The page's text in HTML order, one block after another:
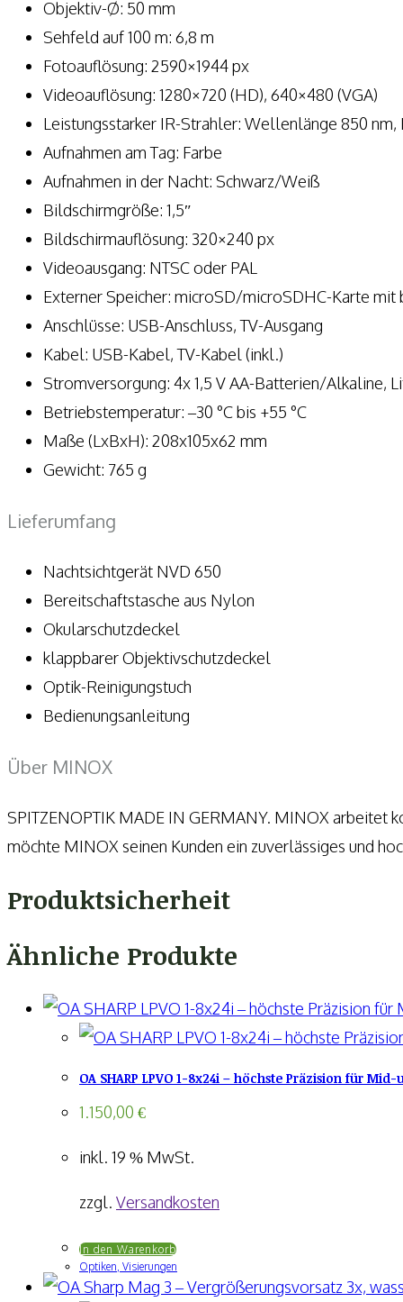
Objektiv-Ø: 50 mm
Sehfeld auf 100 m: 6,8 m
Fotoauflösung: 2590×1944 px
Videoauflösung: 1280×720 (HD), 640×480 (VGA)
Leistungsstarker IR-Strahler: Wellenlänge 850 nm,
Aufnahmen am Tag: Farbe
Aufnahmen in der Nacht: Schwarz/Weiß
Bildschirmgröße: 1,5″
Bildschirmauflösung: 320×240 px
Videoausgang: NTSC oder PAL
Externer Speicher: microSD/microSDHC-Karte mit
Anschlüsse: USB-Anschluss, TV-Ausgang
Kabel: USB-Kabel, TV-Kabel (inkl.)
Stromversorgung: 4x 1,5 V AA-Batterien/Alkaline,
Betriebstemperatur: –30 °C bis +55 °C
Maße (LxBxH): 208x105x62 mm
Gewicht: 765 g
Lieferumfang
Nachtsichtgerät NVD 650
Bereitschaftstasche aus Nylon
Okularschutzdeckel
klappbarer Objektivschutzdeckel
Optik-Reinigungstuch
Bedienungsanleitung
Über MINOX
SPITZENOPTIK MADE IN GERMANY. MINOX arbeitet
möchte MINOX seinen Kunden ein zuverlässiges und
Produktsicherheit
Ähnliche Produkte
OA SHARP LPVO 1-8x24i – höchste Präzision für
1.150,00 €
inkl. 19 % MwSt.
zzgl. Versandkosten
In den Warenkorb
Optiken, Visierungen